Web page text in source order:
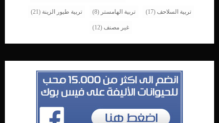
تربية السلاحف (17) تربية الهامستر (8) تربية طيور الزينة (21)
غير مصنف (12)